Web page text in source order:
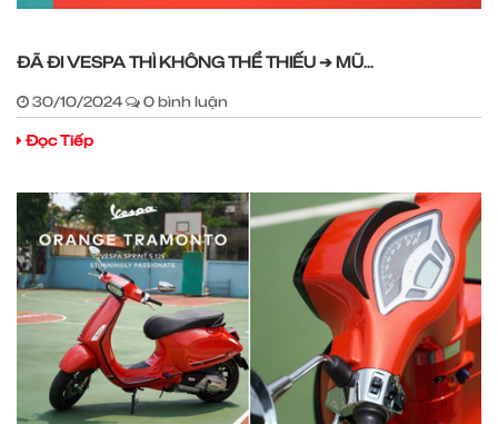
ĐÃ ĐI VESPA THÌ KHÔNG THỂ THIẾU ➔ MŨ...
30/10/2024
0 bình luận
Đọc Tiếp